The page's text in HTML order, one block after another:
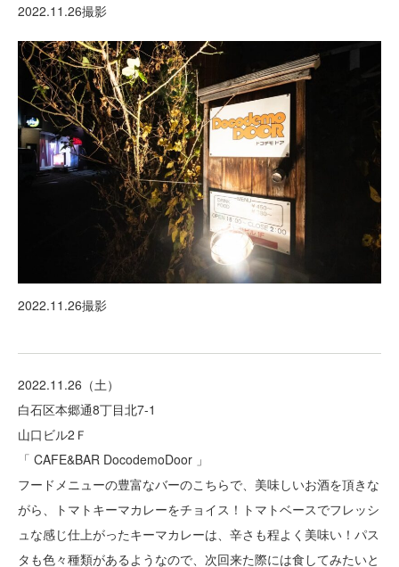
2022.11.26撮影
2022.11.26撮影
2022.11.26（土）
白石区本郷通8丁目北7-1
山口ビル2Ｆ
「 CAFE&BAR DocodemoDoor 」
フードメニューの豊富なバーのこちらで、美味しいお酒を頂きな
がら、トマトキーマカレーをチョイス！トマトベースでフレッシ
ュな感じ仕上がったキーマカレーは、辛さも程よく美味い！パス
タも色々種類があるようなので、次回来た際には食してみたいと